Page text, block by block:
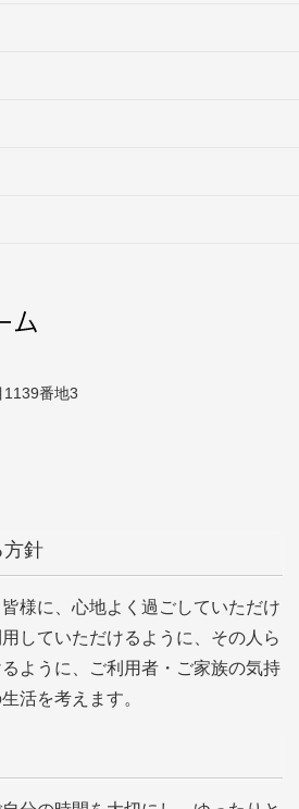
1139番地3
方針
様に、心地よく過ごしていただけ
していただけるように、その人ら
ように、ご利用者・ご家族の気持
活を考えます。